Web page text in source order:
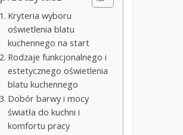
Kryteria wyboru
oświetlenia blatu
kuchennego na start
Rodzaje funkcjonalnego i
estetycznego oświetlenia
blatu kuchennego
Dobór barwy i mocy
światła do kuchni i
komfortu pracy